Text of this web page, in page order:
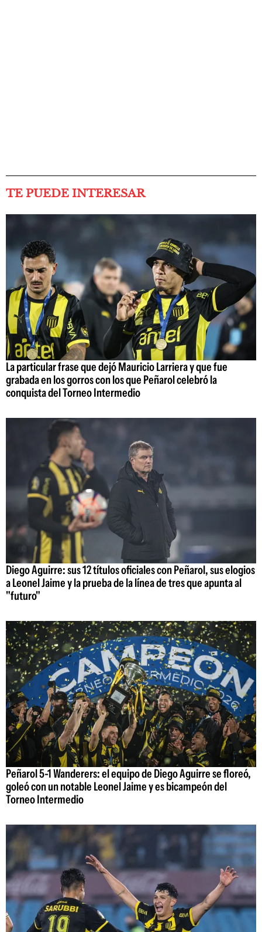
TE PUEDE INTERESAR
La particular frase que dejó Mauricio Larriera y que fue
grabada en los gorros con los que Peñarol celebró la
conquista del Torneo Intermedio
Diego Aguirre: sus 12 títulos oficiales con Peñarol, sus elogios
a Leonel Jaime y la prueba de la línea de tres que apunta al
"futuro"
Peñarol 5-1 Wanderers: el equipo de Diego Aguirre se floreó,
goleó con un notable Leonel Jaime y es bicampeón del
Torneo Intermedio